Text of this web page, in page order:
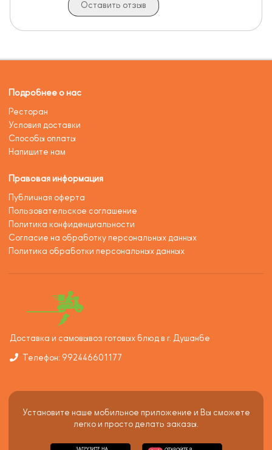
Оставить отзыв
Подробнее о нас
Ресторан
Условия доставки
Способы оплаты
Напишите нам
Правовая информация
Публичная оферта
Пользовательское соглашение
Политика конфиденциальности
Согласие на обработку персональных данных
Политика обработки персональных данных
Доставка и самовывоз готовых блюд в г. Душанбе
Телефон: 992446601177
Установите наше мобильное приложение и Вы сможете
легко и просто делать заказы.